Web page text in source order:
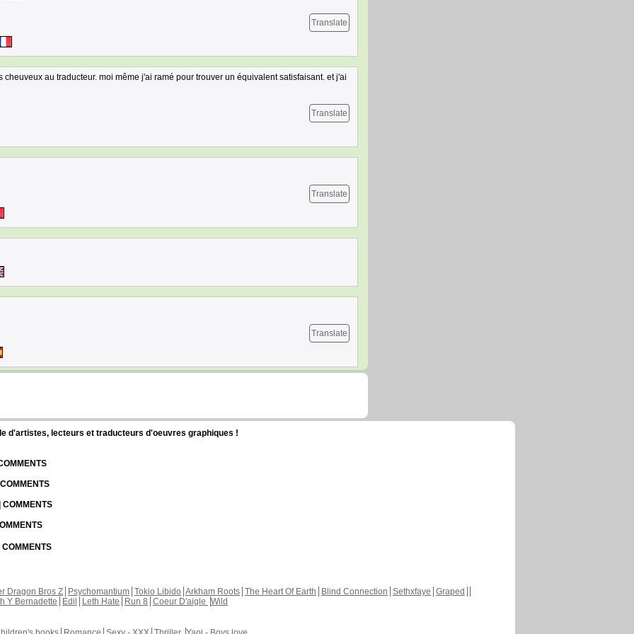
Translate
au traducteur. moi même j'ai ramé pour trouver un équivalent satisfaisant. et j'ai
Translate
Translate
Translate
d'artistes, lecteurs et traducteurs d'oeuvres graphiques !
Dragon Bros Z Psychomantium Tokio Libido Arkham Roots The Heart Of Earth Blind Connection Sethxfaye Graped
Y Bernadette
Edil Leth Hate Run 8 Coeur D'aigle Wild